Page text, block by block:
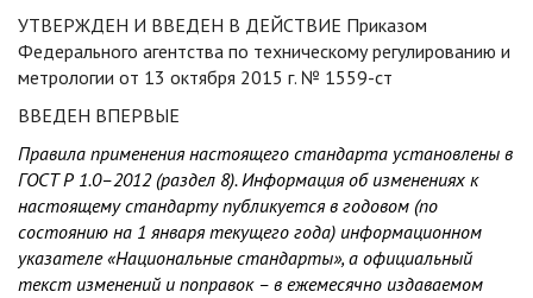
УТВЕРЖДЕН И ВВЕДЕН В ДЕЙСТВИЕ Приказом
Федерального агентства по техническому регулированию и
метрологии от 13 октября 2015 г. № 1559-ст
ВВЕДЕН ВПЕРВЫЕ
Правила применения настоящего стандарта установлены в
ГОСТ Р 1.0–2012 (раздел 8). Информация об изменениях к
настоящему стандарту публикуется в годовом (по
состоянию на 1 января текущего года) информационном
указателе «Национальные стандарты», а официальный
текст изменений и поправок – в ежемесячно издаваемом